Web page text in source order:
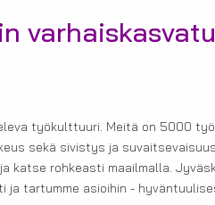
työkulttuuri. Meitä on 5000
sekä sivistys ja
katse rohkeasti maailmalla.
ja tartumme asioihin -